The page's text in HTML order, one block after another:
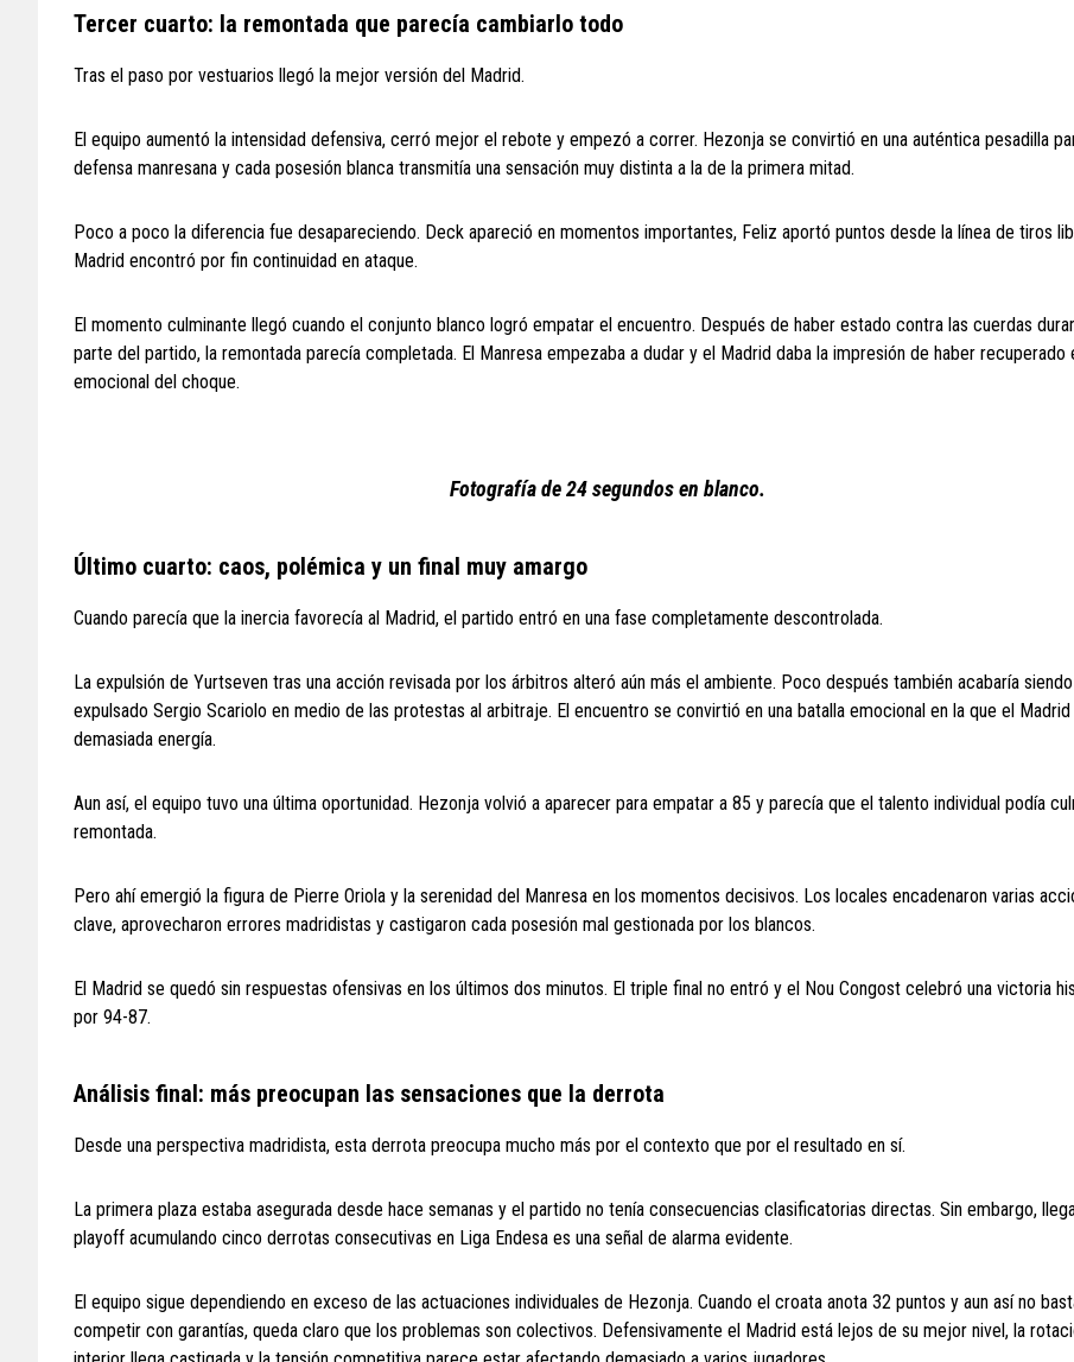
Tercer cuarto: la remontada que parecía cambiarlo todo
Tras el paso por vestuarios llegó la mejor versión del Madrid.
El equipo aumentó la intensidad defensiva, cerró mejor el rebote y empezó a correr. Hezonja se convirtió en una auténtica pesadilla
defensa manresana y cada posesión blanca transmitía una sensación muy distinta a la de la primera mitad.
Poco a poco la diferencia fue desapareciendo. Deck apareció en momentos importantes, Feliz aportó puntos desde la línea de tiros
Madrid encontró por fin continuidad en ataque.
El momento culminante llegó cuando el conjunto blanco logró empatar el encuentro. Después de haber estado contra las cuerdas
parte del partido, la remontada parecía completada. El Manresa empezaba a dudar y el Madrid daba la impresión de haber recuperado
emocional del choque.
Fotografía de 24 segundos en blanco.
Último cuarto: caos, polémica y un final muy amargo
Cuando parecía que la inercia favorecía al Madrid, el partido entró en una fase completamente descontrolada.
La expulsión de Yurtseven tras una acción revisada por los árbitros alteró aún más el ambiente. Poco después también acabaría siendo
expulsado Sergio Scariolo en medio de las protestas al arbitraje. El encuentro se convirtió en una batalla emocional en la que el
demasiada energía.
Aun así, el equipo tuvo una última oportunidad. Hezonja volvió a aparecer para empatar a 85 y parecía que el talento individual podía
remontada.
Pero ahí emergió la figura de Pierre Oriola y la serenidad del Manresa en los momentos decisivos. Los locales encadenaron varias
clave, aprovecharon errores madridistas y castigaron cada posesión mal gestionada por los blancos.
El Madrid se quedó sin respuestas ofensivas en los últimos dos minutos. El triple final no entró y el Nou Congost celebró una victoria
por 94-87.
Análisis final: más preocupan las sensaciones que la derrota
Desde una perspectiva madridista, esta derrota preocupa mucho más por el contexto que por el resultado en sí.
La primera plaza estaba asegurada desde hace semanas y el partido no tenía consecuencias clasificatorias directas. Sin embargo,
playoff acumulando cinco derrotas consecutivas en Liga Endesa es una señal de alarma evidente.
El equipo sigue dependiendo en exceso de las actuaciones individuales de Hezonja. Cuando el croata anota 32 puntos y aun así no
competir con garantías, queda claro que los problemas son colectivos. Defensivamente el Madrid está lejos de su mejor nivel, la